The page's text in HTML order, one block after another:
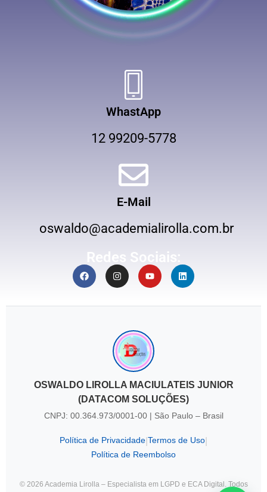
WhastApp
12 99209-5778
E-Mail
oswaldo@academialirolla.com.br
Redes Sociais:
OSWALDO LIROLLA MACIULATEIS JUNIOR
(DATACOM SOLUÇÕES)
CNPJ: 00.364.973/0001-00 | São Paulo – Brasil
Política de Privacidade Termos de Uso
Política de Reembolso
© 2026 Academia Lirolla – Especialista em LGPD e ECA Digital. Todos